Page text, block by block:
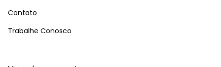
Contato
Trabalhe Conosco